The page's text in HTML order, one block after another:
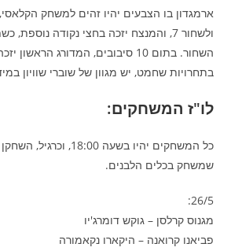
ולשחור 7, והמנצח יזכה בחצי נקודה
השחור. בתום 10 סיבובים, המדורג
בתחרויות שחמט, יש מגוון של שוברי שוויון
לו"ז המשחקים:
כל המשחקים יהיו בשעה
שמשחק בכלים הלבנים.
26/5:
מגנוס קרלסן – גוקש דומרג'יו
פביאנו קרואנה – היקארו נקאמורה